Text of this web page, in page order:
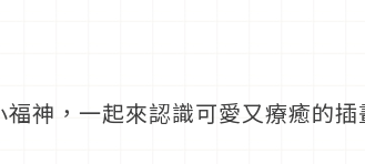
福神，一起來認識可愛又療癒的